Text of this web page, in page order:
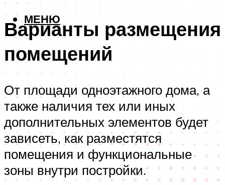
МЕНЮ
Варианты размещения
помещений
От площади одноэтажного дома, а
также наличия тех или иных
дополнительных элементов будет
зависеть, как разместятся
помещения и функциональные
зоны внутри постройки.